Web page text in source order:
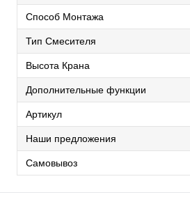
Способ Монтажа
Тип Смесителя
Высота Крана
Дополнительные функции
Артикул
Наши предложения
Самовывоз